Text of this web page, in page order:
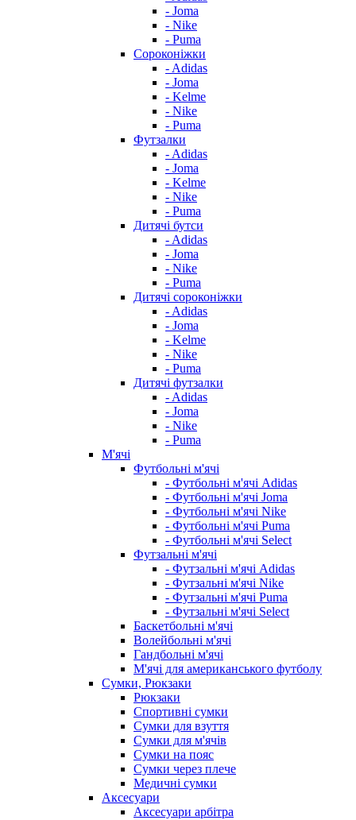
- Joma
- Nike
- Puma
Сороконіжки
- Adidas
- Joma
- Kelme
- Nike
- Puma
Футзалки
- Adidas
- Joma
- Kelme
- Nike
- Puma
Дитячі бутси
- Adidas
- Joma
- Nike
- Puma
Дитячі сороконіжки
- Adidas
- Joma
- Kelme
- Nike
- Puma
Дитячі футзалки
- Adidas
- Joma
- Nike
- Puma
М'ячі
Футбольні м'ячі
- Футбольні м'ячі Adidas
- Футбольні м'ячі Joma
- Футбольні м'ячі Nike
- Футбольні м'ячі Puma
- Футбольні м'ячі Select
Футзальні м'ячі
- Футзальні м'ячі Adidas
- Футзальні м'ячі Nike
- Футзальні м'ячі Puma
- Футзальні м'ячі Select
Баскетбольні м'ячі
Волейбольні м'ячі
Гандбольні м'ячі
М'ячі для американського футболу
Сумки, Рюкзаки
Рюкзаки
Спортивні сумки
Сумки для взуття
Сумки для м'ячів
Сумки на пояс
Сумки через плече
Медичні сумки
Аксесуари
Аксесуари арбітра